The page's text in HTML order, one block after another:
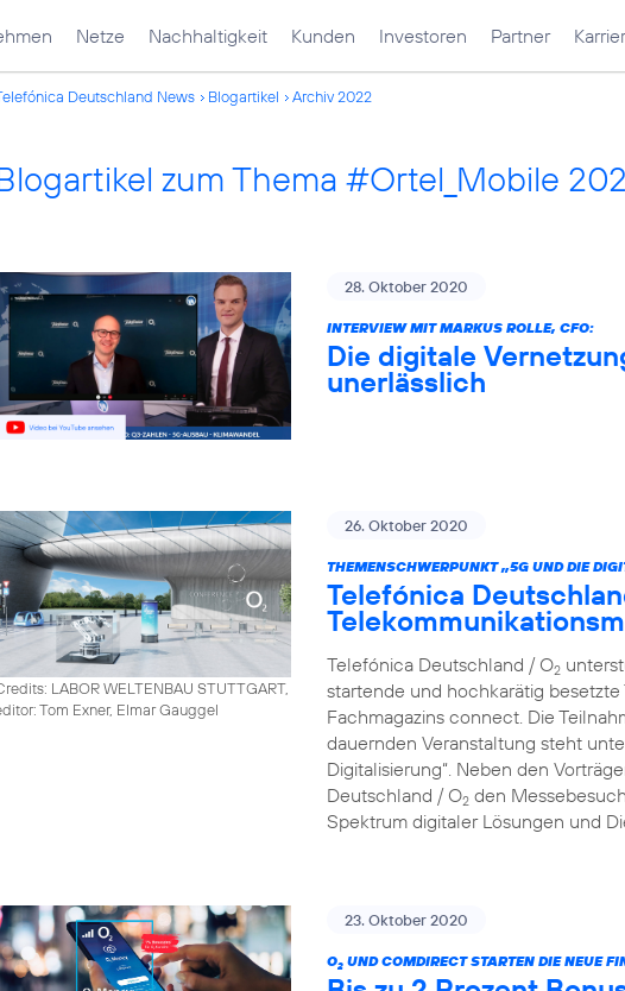
Netze Nachhaltigkeit Kunden Investoren Partner
Deutschland News Blogartikel Archiv 2022
zum Thema #Ortel_Mobile
28. Oktober 2020
INTERVIEW MIT MARKUS ROLLE, CFO:
Die digitale
unerlässlich
LABOR WELTENBAU STUTTGART,
Tom Exner, Elmar Gauggel
26. Oktober 2020
THEMENSCHWERPUNKT „5G UND DIE
Telefónica
Telefónica Deutschland / O2
startende und hochkarätig
Fachmagazins connect. Die
dauernden Veranstaltung steht
Digitalisierung“. Neben den
Deutschland / O2 den
Spektrum digitaler Lösungen und
23. Oktober 2020
O2 UND COMDIRECT STARTEN DIE NEUE